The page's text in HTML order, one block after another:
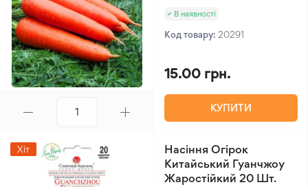
В наявності
Код товару: 20291
15.00 грн.
КУПИТИ
Хіт
Насіння Огірок
Китайський Гуанчжоу
Жаростійкий 20 Шт.